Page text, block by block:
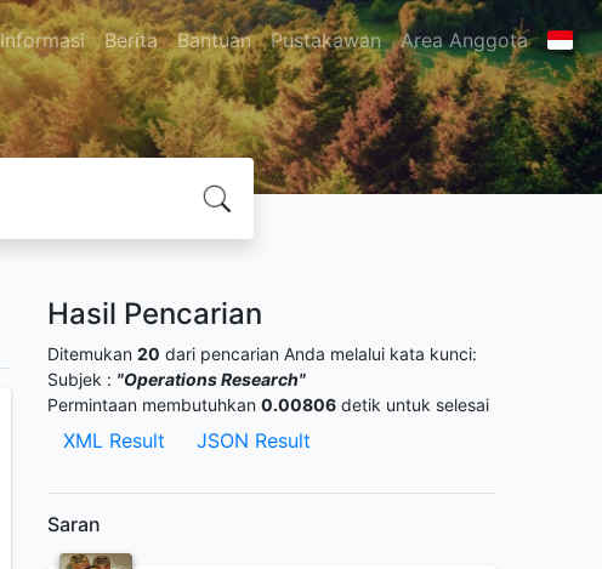
Informasi Berita Bantuan Pustakawan Area Anggota
Hasil Pencarian
Ditemukan 20 dari pencarian Anda melalui kata kunci:
Subjek : "Operations Research"
Permintaan membutuhkan 0.00806 detik untuk selesai
XML Result JSON Result
Saran